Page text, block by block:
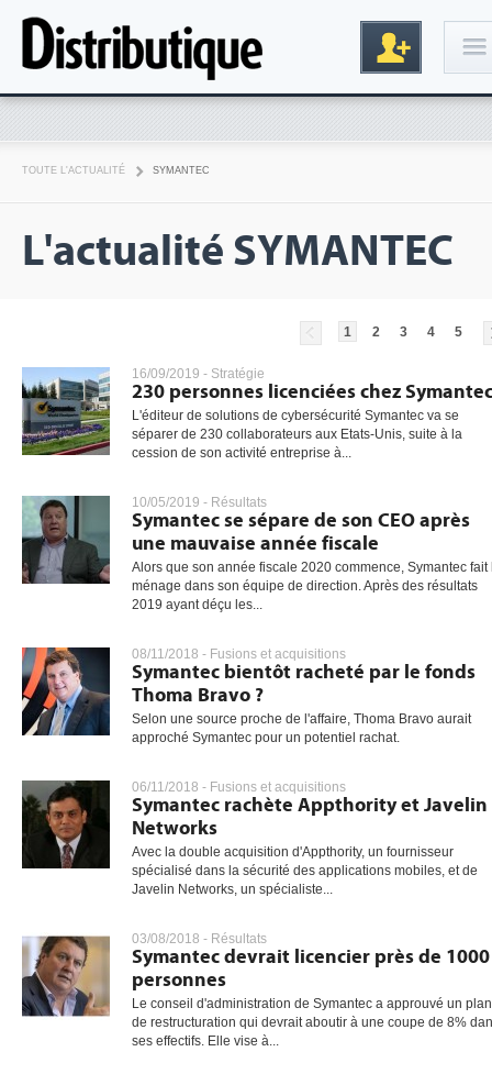
gratuite
TOUTE L'ACTUALITÉ SYMANTEC
L'actualité SYMANTEC
1 2 3 4 5
16/09/2019 - Stratégie
230 personnes licenciées chez Symantec
L'éditeur de solutions de cybersécurité Symantec va se
séparer de 230 collaborateurs aux Etats-Unis, suite à la
cession de son activité entreprise à...
10/05/2019 - Résultats
Symantec se sépare de son CEO après
une mauvaise année fiscale
Alors que son année fiscale 2020 commence, Symantec fait
ménage dans son équipe de direction. Après des résultats
2019 ayant déçu les...
08/11/2018 - Fusions et acquisitions
Symantec bientôt racheté par le fonds
Thoma Bravo ?
Selon une source proche de l'affaire, Thoma Bravo aurait
approché Symantec pour un potentiel rachat.
06/11/2018 - Fusions et acquisitions
Symantec rachète Appthority et Javelin
Networks
Avec la double acquisition d'Appthority, un fournisseur
spécialisé dans la sécurité des applications mobiles, et de
Javelin Networks, un spécialiste...
03/08/2018 - Résultats
Symantec devrait licencier près de 1000
personnes
Le conseil d'administration de Symantec a approuvé un plan
de restructuration qui devrait aboutir à une coupe de 8%
ses effectifs. Elle vise à...